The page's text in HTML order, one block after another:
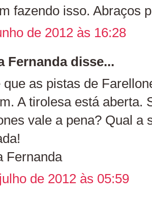
fazendo isso. Abraços
de 2012 às 16:28
Fernanda disse...
que as pistas de
A tirolesa está aberta.
vale a pena? Qual a
Fernanda
de 2012 às 05:59